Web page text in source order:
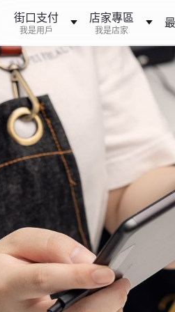
街口支付
我是用戶
店家專區
我是店家